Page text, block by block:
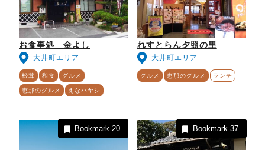
お食事処 金よし
大井町エリア
松茸 和食 グルメ
恵那のグルメ えなハヤシ
れすとらん夕照の里
大井町エリア
グルメ 恵那のグルメ ランチ
Bookmark 20 Bookmark 37